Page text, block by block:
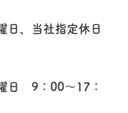
社指定休日
9：00～17：